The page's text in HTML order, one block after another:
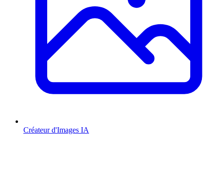
Créateur d'Images IA